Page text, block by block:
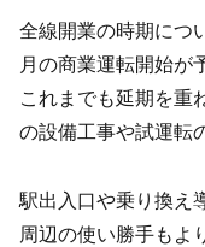
全線開業の時期につ
月の商業運転開始が
これまでも延期を重
の設備工事や試運転
駅出入口や乗り換え
周辺の使い勝手もよ